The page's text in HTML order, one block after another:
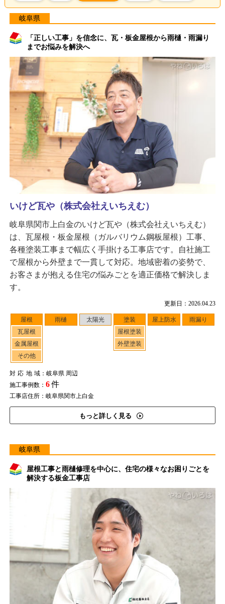
岐阜県
「正しい工事」を信念に、瓦・板金屋根から雨樋・雨漏り
までお悩みを解決へ
更新日：2026.04.23
屋根
瓦屋根
金属屋根
その他
雨樋 太陽光
塗装
屋根塗装
外壁塗装
屋上防水 雨漏り
対応地域：岐阜県 周辺
施工事例数： 6件
工事店住所：岐阜県関市上白金
もっと詳しく見る
いけど瓦や（株式会社えいちえむ）
岐阜県関市上白金のいけど瓦や（株式会社えいちえむ）
は、瓦屋根・板金屋根（ガルバリウム鋼板屋根）工事、
各種塗装工事まで幅広く手掛ける工事店です。自社施工
で屋根から外壁まで一貫して対応。地域密着の姿勢で、
お客さまが抱える住宅の悩みごとを適正価格で解決しま
す。
岐阜県
屋根工事と雨樋修理を中心に、住宅の様々なお困りごとを
解決する板金工事店